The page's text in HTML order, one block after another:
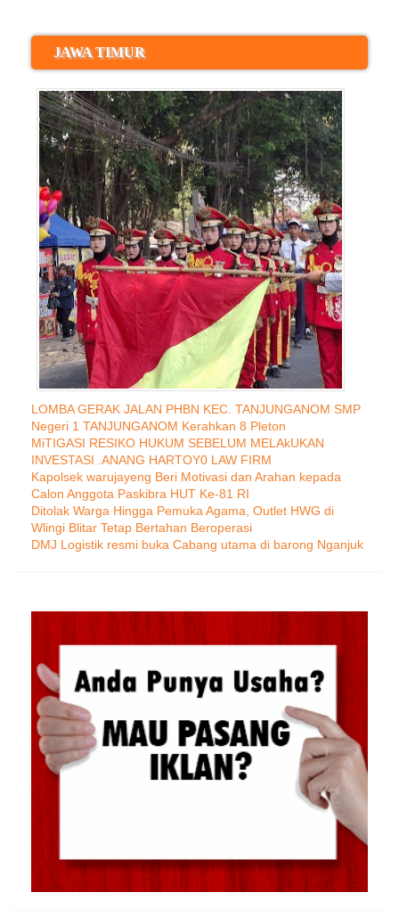
JAWA TIMUR
LOMBA GERAK JALAN PHBN KEC. TANJUNGANOM SMP
Negeri 1 TANJUNGANOM Kerahkan 8 Pleton
MiTIGASI RESIKO HUKUM SEBELUM MELAkUKAN
INVESTASI .ANANG HARTOY0 LAW FIRM
Kapolsek warujayeng Beri Motivasi dan Arahan kepada
Calon Anggota Paskibra HUT Ke-81 RI
Ditolak Warga Hingga Pemuka Agama, Outlet HWG di
Wlingi Blitar Tetap Bertahan Beroperasi
DMJ Logistik resmi buka Cabang utama di barong Nganjuk